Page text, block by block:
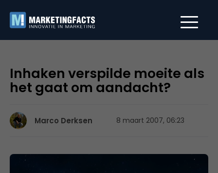
Inhaken verspilde moeite als
het gaat om aandacht?
Marco Derksen 8 maart 2007, 06:23